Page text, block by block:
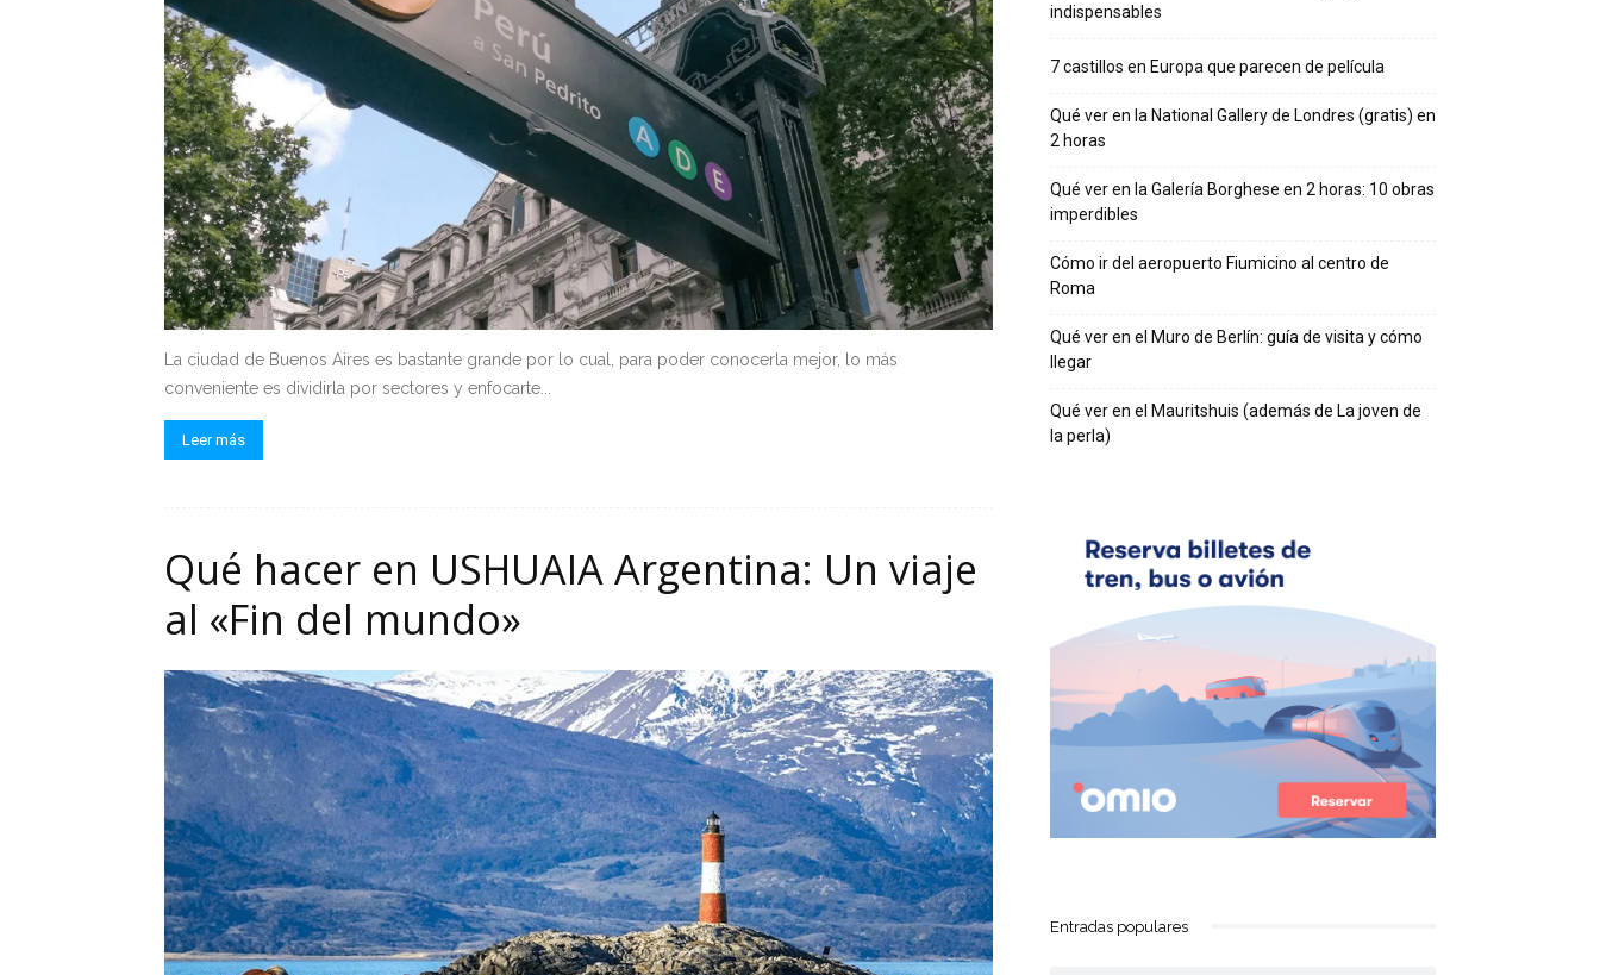
La ciudad de Buenos Aires es bastante grande por lo cual, para poder conocerla mejor, lo más
conveniente es dividirla por sectores y enfocarte...
Leer más
Qué hacer en USHUAIA Argentina: Un viaje
al «Fin del mundo»
indispensables
7 castillos en Europa que parecen de película
Qué ver en la National Gallery de Londres (gratis) en
2 horas
Qué ver en la Galería Borghese en 2 horas: 10 obras
imperdibles
Cómo ir del aeropuerto Fiumicino al centro de
Roma
Qué ver en el Muro de Berlín: guía de visita y cómo
llegar
Qué ver en el Mauritshuis (además de La joven de
la perla)
Entradas populares